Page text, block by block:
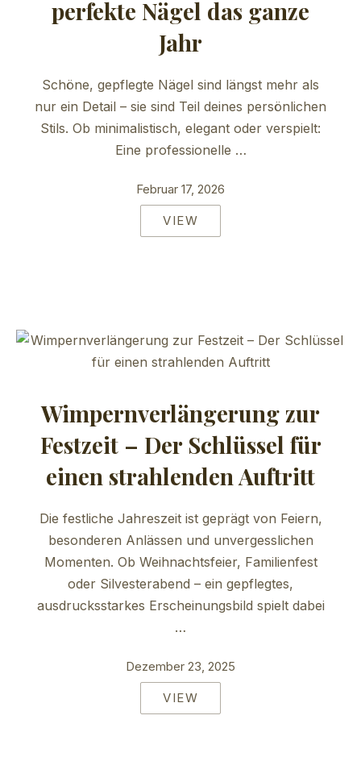
perfekte Nägel das ganze
Jahr
Schöne, gepflegte Nägel sind längst mehr als
nur ein Detail – sie sind Teil deines persönlichen
Stils. Ob minimalistisch, elegant oder verspielt:
Eine professionelle …
Februar 17, 2026
VIEW
Wimpernverlängerung zur
Festzeit – Der Schlüssel für
einen strahlenden Auftritt
Die festliche Jahreszeit ist geprägt von Feiern,
besonderen Anlässen und unvergesslichen
Momenten. Ob Weihnachtsfeier, Familienfest
oder Silvesterabend – ein gepflegtes,
ausdrucksstarkes Erscheinungsbild spielt dabei
…
Dezember 23, 2025
VIEW